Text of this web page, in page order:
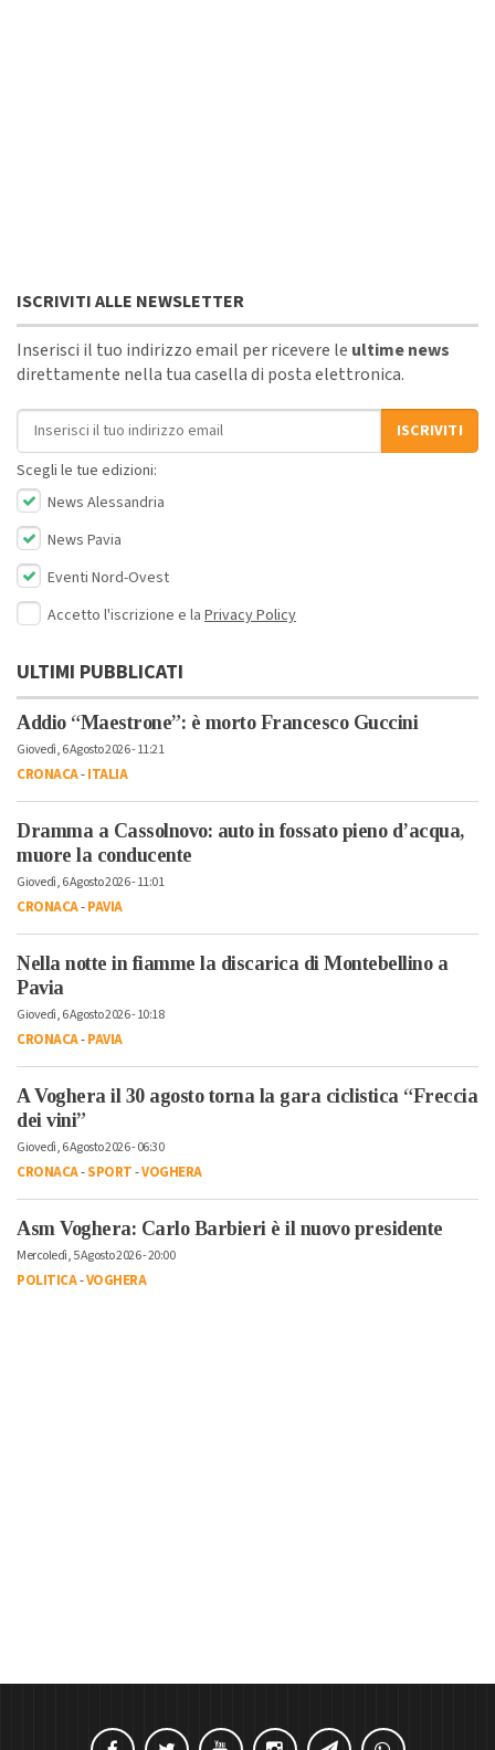
ISCRIVITI ALLE NEWSLETTER
Inserisci il tuo indirizzo email per ricevere le ultime news
direttamente nella tua casella di posta elettronica.
Indirizzo email
ISCRIVITI
Scegli le tue edizioni:
News Alessandria
News Pavia
Eventi Nord-Ovest
Accetto l'iscrizione e la Privacy Policy
ULTIMI PUBBLICATI
Addio “Maestrone”: è morto Francesco Guccini
Giovedì, 6 Agosto 2026 - 11:21
CRONACA-ITALIA
Dramma a Cassolnovo: auto in fossato pieno d’acqua,
muore la conducente
Giovedì, 6 Agosto 2026 - 11:01
CRONACA-PAVIA
Nella notte in fiamme la discarica di Montebellino a
Pavia
Giovedì, 6 Agosto 2026 - 10:18
CRONACA-PAVIA
A Voghera il 30 agosto torna la gara ciclistica “Freccia
dei vini”
Giovedì, 6 Agosto 2026 - 06:30
CRONACA-SPORT-VOGHERA
Asm Voghera: Carlo Barbieri è il nuovo presidente
Mercoledì, 5 Agosto 2026 - 20:00
POLITICA-VOGHERA